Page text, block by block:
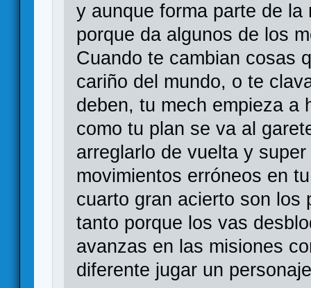
y aunque forma parte de
porque da algunos de los
Cuando te cambian cosas
cariño del mundo, o te
deben, tu mech empieza a
como tu plan se va al
arreglarlo de vuelta y
movimientos erróneos en
cuarto gran acierto son los
tanto porque los vas
avanzas en las misiones
diferente jugar un